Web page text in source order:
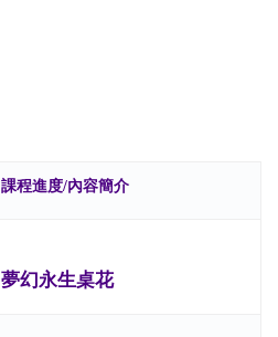
課程進度/內容簡介
夢幻永生桌花